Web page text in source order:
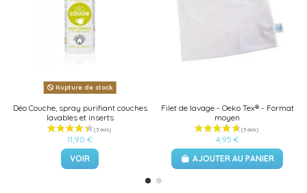
Rupture de stock
Déo Couche, spray purifiant couches
lavables et inserts
11,90 €
VOIR
Filet de lavage - Oeko Tex® - Format
moyen
4,95 €
AJOUTER AU PANIER